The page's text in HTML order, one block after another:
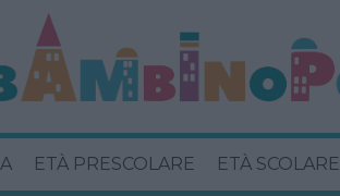
ETÀ PRESCOLARE ETÀ SCOLARE